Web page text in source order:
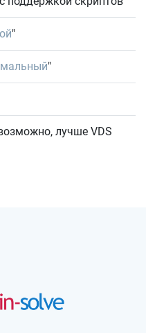
"
"
лучше VDS